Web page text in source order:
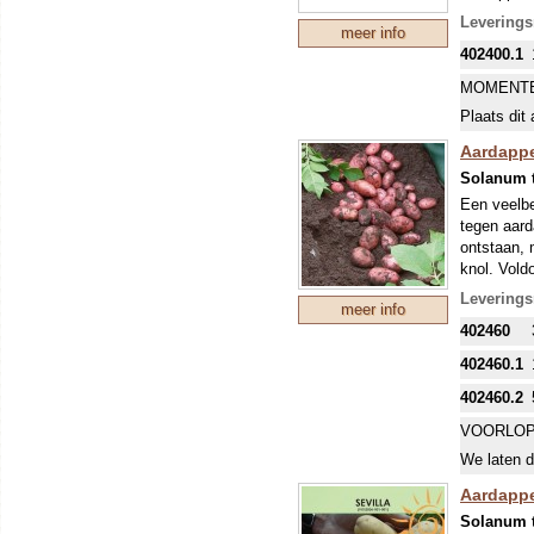
meer info
± 100
Omdat de
Een
lukt door
in de zon.
silinal. De
ziektes te
402400.1
Plaats dit
meer info
Solanum
Een
tegen
ontstaan,
knol.
smaak
de
lukt door
silinal. De
ziektes te
402460
402460.1
402460.2
We laten
Solanum